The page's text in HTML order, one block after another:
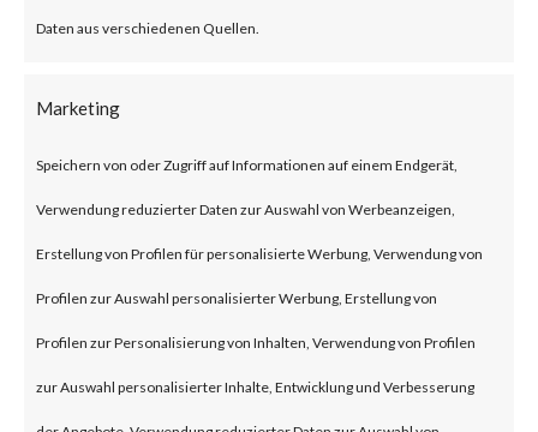
Daten aus verschiedenen Quellen.
Marketing
Speichern von oder Zugriff auf Informationen auf einem Endgerät,
Verwendung reduzierter Daten zur Auswahl von Werbeanzeigen,
Erstellung von Profilen für personalisierte Werbung, Verwendung von
Profilen zur Auswahl personalisierter Werbung, Erstellung von
Profilen zur Personalisierung von Inhalten, Verwendung von Profilen
zur Auswahl personalisierter Inhalte, Entwicklung und Verbesserung
What is the Attack?
According to the advisory